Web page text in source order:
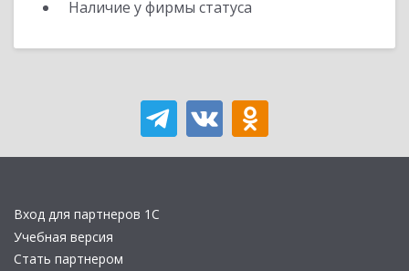
Наличие у фирмы статуса
Вход для партнеров 1С
Учебная версия
Стать партнером